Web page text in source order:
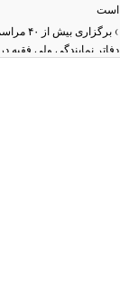
است
›
دفاتر نمایندگی ولی فقیه